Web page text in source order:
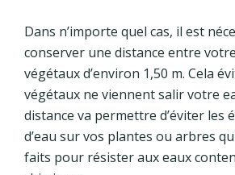
Dans n’importe quel cas, il est
conserver une distance entre
végétaux d’environ 1,50 m. Cela
végétaux ne viennent salir votre
distance va permettre d’éviter les
d’eau sur vos plantes ou arbres
faits pour résister aux eaux